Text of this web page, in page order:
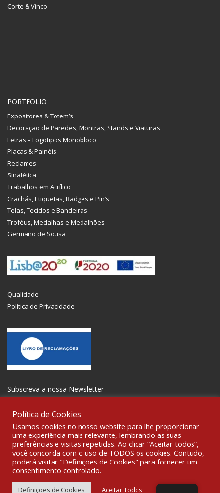
Corte & Vinco
PORTFOLIO
Expositores & Totem’s
Decoração de Paredes, Montras, Stands e Viaturas
Letras – Logotipos Monobloco
Placas & Painéis
Reclames
Sinalética
Trabalhos em Acrílico
Crachás, Etiquetas, Badges e Pin’s
Telas, Tecidos e Bandeiras
Troféus, Medalhas e Medalhões
Germano de Sousa
Qualidade
Política de Privacidade
Subscreva a nossa Newsletter
SOCIALIZE
© 2021 All rights reserved Gravoplot-Gravação,Impressão e
Sinalética Lda. WebDesign:
Fibra Design.
Política de Cookies
Usamos cookies no nosso website para lhe proporcionar
uma experiência mais relevante, lembrando as suas
preferências e visitas repetidas. Ao clicar “Aceitar todos”,
você concorda com o uso de TODOS os cookies. Contudo,
poderá visitar "Definições de Cookies" para fornecer um
consentimento controlado.
Definições de Cookies Aceitar Todos